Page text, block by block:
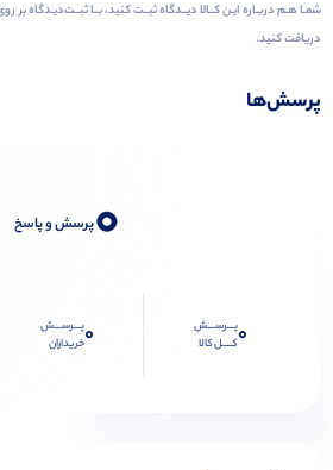
دریافت کنید.
پرسش‌ها
0پرسش و پاسخ
0پـــرســـش
کــــل کالا
0پـــرســـش
خریداران